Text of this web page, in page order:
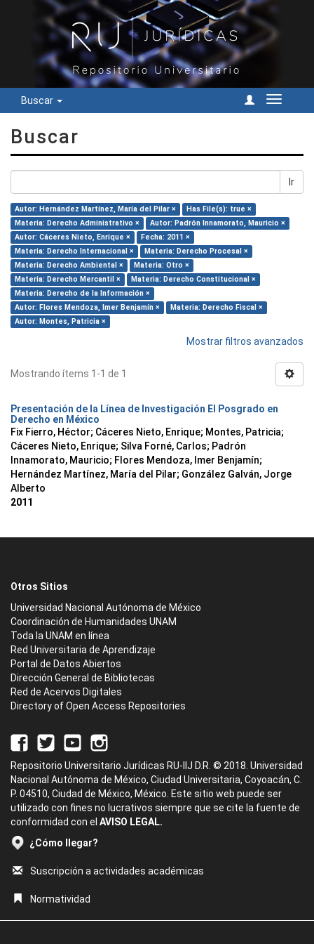
Buscar
Cambiar
Buscar
Ir
Autor: Hernández Martínez, María del Pilar ×
Has File(s): true ×
Materia: Derecho Administrativo ×
Autor: Padrón Innamorato, Mauricio ×
Autor: Cáceres Nieto, Enrique ×
Fecha: 2011 ×
Materia: Derecho Internacional ×
Materia: Derecho Procesal ×
Materia: Derecho Ambiental ×
Materia: Otro ×
Materia: Derecho Mercantil ×
Materia: Derecho Constitucional ×
Materia: Derecho de la Información ×
Autor: Flores Mendoza, Imer Benjamín ×
Materia: Derecho Fiscal ×
Autor: Montes, Patricia ×
Mostrar filtros avanzados
Mostrando ítems 1-1 de 1
Presentación de la Línea de Investigación El Posgrado en
Derecho en México
Fix Fierro, Héctor; Cáceres Nieto, Enrique; Montes, Patricia;
Cáceres Nieto, Enrique; Silva Forné, Carlos; Padrón
Innamorato, Mauricio; Flores Mendoza, Imer Benjamín;
Hernández Martínez, María del Pilar; González Galván, Jorge
Alberto
2011
Otros Sitios
Universidad Nacional Autónoma de México
Coordinación de Humanidades UNAM
Toda la UNAM en línea
Red Universitaria de Aprendizaje
Portal de Datos Abiertos
Dirección General de Bibliotecas
Red de Acervos Digitales
Directory of Open Access Repositories
Repositorio Universitario Jurídicas RU-IIJ D.R. © 2018. Universidad
Nacional Autónoma de México, Ciudad Universitaria, Coyoacán, C.
P. 04510, Ciudad de México, México. Este sitio web puede ser
utilizado con fines no lucrativos siempre que se cite la fuente de
conformidad con el AVISO LEGAL.
¿Cómo llegar?
Suscripción a actividades académicas
Normatividad